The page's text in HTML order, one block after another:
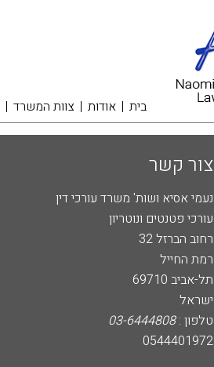
בית אודות צוות המשרד
צור קשר
נעמי אסיא ושות' משרד עורכי דין
עורכי פטנטים ונוטריון
רחוב הברזל 32
רמת החייל
תל-אביב 69710
ישראל
טלפון :03-6444808
0544401972